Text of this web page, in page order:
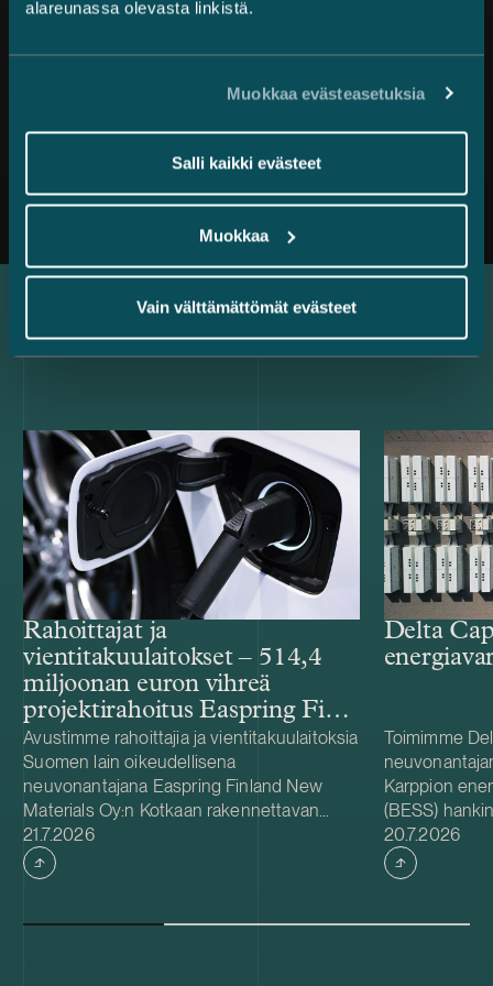
alareunassa olevasta linkistä.
Muokkaa evästeasetuksia
Salli kaikki evästeet
Muokkaa
Vain välttämättömät evästeet
Kaikki uutiset
Uusimmat referenssit
Rahoittajat ja
vientitakuulaitokset – 514,4
miljoonan euron vihreä
projektirahoitus Easpring Finland
New Materialsin CAM-
tehtaalle
Avustimme rahoittajia ja vientitakuulaitoksia
Suomen lain oikeudellisena
neuvonantajana Easpring Finland New
Materials Oy:n Kotkaan rakennettavan
katodiaktiivimateriaalia (CAM) valmistavan
tehtaan kehittämiseen ja rakentamiseen
liittyvässä 514,4 miljoonan euron vihreässä
Easpring Finland New Materials on Beijing
Julkaistu
21.7.2026
Delta
Toimimme
Karppion
(BESS)
Energyltä.
hankkeen
Foundationin
on 125 MW /
Julkaistu
20.7.2026